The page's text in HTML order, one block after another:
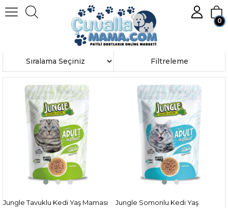
Üye Girişi
0
Filtreleme
Sıralama
Jungle Tavuklu Kedi Yaş Maması
Jungle Somonlu Kedi Yaş